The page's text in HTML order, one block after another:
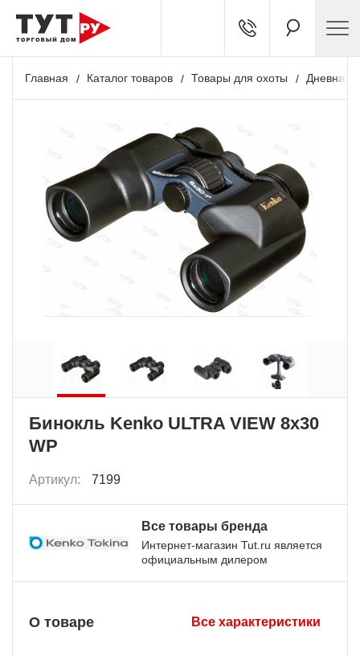
Главная Каталог товаров Товары для охоты Дневная
Бинокль Kenko ULTRA VIEW 8x30
WP
Артикул: 7199
Все товары бренда
Интернет-магазин Tut.ru является
официальным дилером
О товаре Все характеристики